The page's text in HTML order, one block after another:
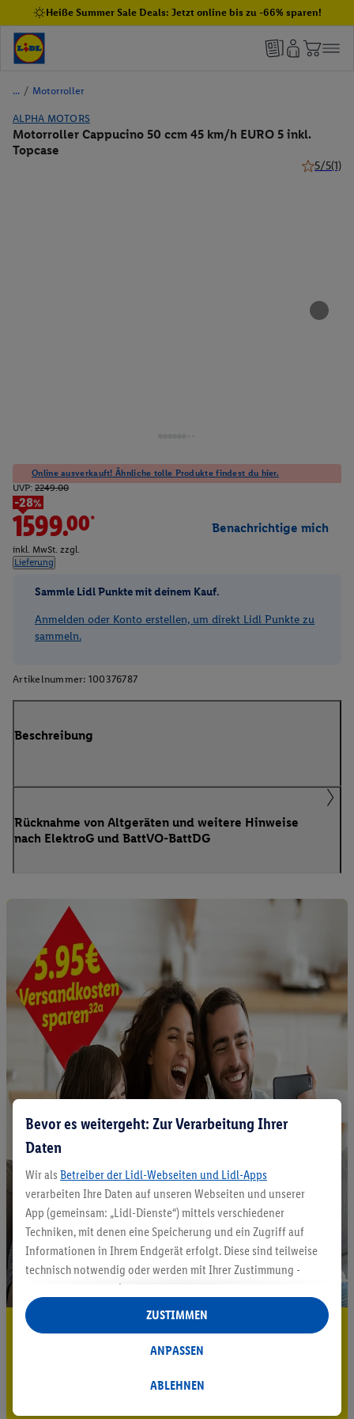
Heiße Summer Sale Deals: Jetzt online bis zu -66% sparen!
/ Motorroller
ALPHA MOTORS
Motorroller Cappucino 50 ccm 45 km/h EURO 5 inkl.
Topcase
5/5(1)
Online ausverkauft! Ähnliche tolle Produkte findest du hier.
UVP: 2249.00
-28%
1599.00*
inkl. MwSt. zzgl.
Lieferung
Benachrichtige mich
Sammle Lidl Punkte mit deinem Kauf.
Anmelden oder Konto erstellen, um direkt Lidl Punkte zu
sammeln.
Artikelnummer: 100376787
Beschreibung
Rücknahme von Altgeräten und weitere Hinweise
nach ElektroG und BattVO-BattDG
5.95 € Versand sparen³²ᵃ
Jetzt zum Newsletter anmelden
Gutschein sichern!
Bevor es weitergeht: Zur Verarbeitung Ihrer
Daten
Wir als Betreiber der Lidl-Webseiten und Lidl-Apps
verarbeiten Ihre Daten auf unseren Webseiten und unserer
App (gemeinsam: „Lidl-Dienste“) mittels verschiedener
Techniken, mit denen eine Speicherung und ein Zugriff auf
Informationen in Ihrem Endgerät erfolgt. Diese sind teilweise
technisch notwendig oder werden mit Ihrer Zustimmung -
auch durch Partner (u.a.
Verantwortliche; im Zusammenhang mit dem IAB TCF
insgesamt
Statistik-Erstellung oder für personalisierte Werbung
Datenverarbeitungen für personalisierte Werbung werden
ABLEHNEN
ANPASSEN
ZUSTIMMEN